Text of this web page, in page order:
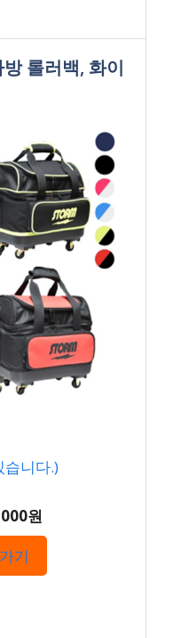
롤러백, 화이
습니다.)
원
기